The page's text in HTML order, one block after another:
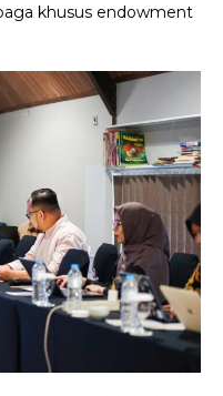
khusus endowment